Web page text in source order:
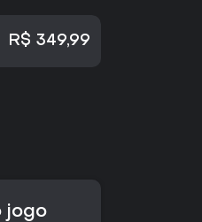
R$ 349,99
jogo